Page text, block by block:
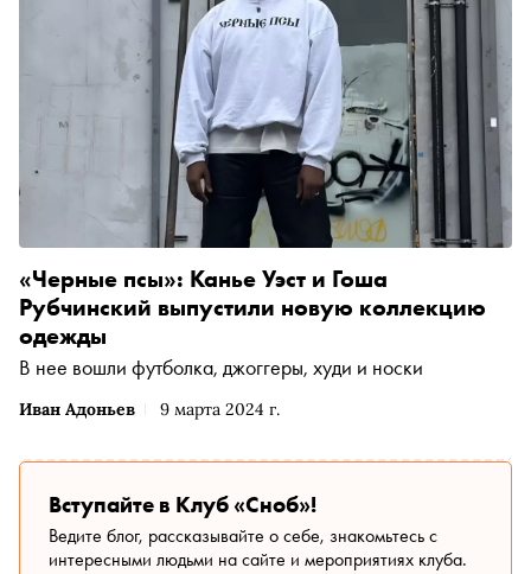
Иван Адоньев 9 марта 2024 г.
«Черные псы»: Канье Уэст и Гоша
Рубчинский выпустили новую коллекцию
одежды
В нее вошли футболка, джоггеры, худи и носки
Вступайте в Клуб «Сноб»!
Ведите блог, рассказывайте о себе, знакомьтесь с
интересными людьми на сайте и мероприятиях клуба.